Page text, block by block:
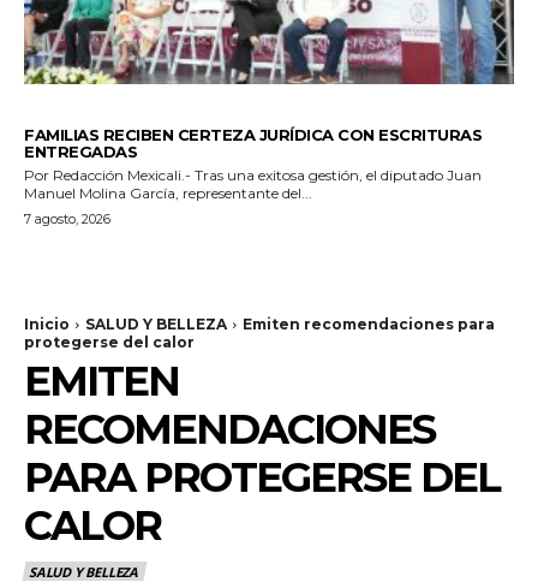
FAMILIAS RECIBEN CERTEZA JURÍDICA CON ESCRITURAS
ENTREGADAS
Por Redacción Mexicali.- Tras una exitosa gestión, el diputado Juan
Manuel Molina García, representante del...
7 agosto, 2026